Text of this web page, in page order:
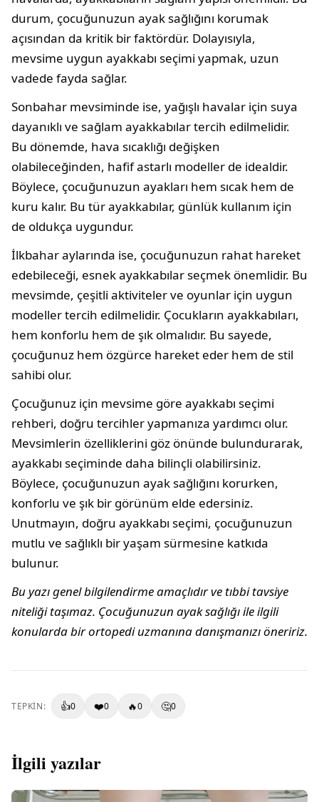
durum, çocuğunuzun ayak sağlığını korumak
açısından da kritik bir faktördür. Dolayısıyla,
mevsime uygun ayakkabı seçimi yapmak, uzun
vadede fayda sağlar.
Sonbahar mevsiminde ise, yağışlı havalar için suya
dayanıklı ve sağlam ayakkabılar tercih edilmelidir.
Bu dönemde, hava sıcaklığı değişken
olabileceğinden, hafif astarlı modeller de idealdir.
Böylece, çocuğunuzun ayakları hem sıcak hem de
kuru kalır. Bu tür ayakkabılar, günlük kullanım için
de oldukça uygundur.
İlkbahar aylarında ise, çocuğunuzun rahat hareket
edebileceği, esnek ayakkabılar seçmek önemlidir. Bu
mevsimde, çeşitli aktiviteler ve oyunlar için uygun
modeller tercih edilmelidir. Çocukların ayakkabıları,
hem konforlu hem de şık olmalıdır. Bu sayede,
çocuğunuz hem özgürce hareket eder hem de stil
sahibi olur.
Çocuğunuz için mevsime göre ayakkabı seçimi
rehberi, doğru tercihler yapmanıza yardımcı olur.
Mevsimlerin özelliklerini göz önünde bulundurarak,
ayakkabı seçiminde daha bilinçli olabilirsiniz.
Böylece, çocuğunuzun ayak sağlığını korurken,
konforlu ve şık bir görünüm elde edersiniz.
Unutmayın, doğru ayakkabı seçimi, çocuğunuzun
mutlu ve sağlıklı bir yaşam sürmesine katkıda
bulunur.
Bu yazı genel bilgilendirme amaçlıdır ve tıbbi tavsiye
niteliği taşımaz. Çocuğunuzun ayak sağlığı ile ilgili
konularda bir ortopedi uzmanına danışmanızı öneririz.
TEPKIN: 👍0 ❤️0 🔥0 🤔0
İlgili yazılar